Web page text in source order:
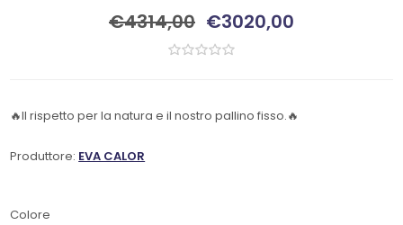
€4314,00 €3020,00
🔥Il rispetto per la natura e il nostro pallino fisso.🔥
Produttore: EVA CALOR
Colore